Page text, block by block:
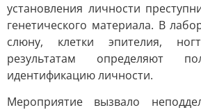
установления личности
генетического материала. В
слюну, клетки эпителия,
результатам определяют
идентификацию личности.
Мероприятие вызвало